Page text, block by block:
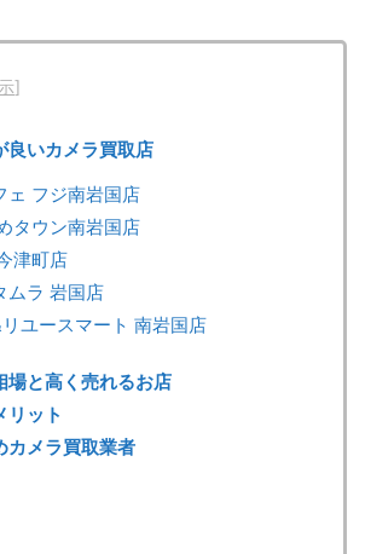
]
良いカメラ買取店
ェ フジ南岩国店
タウン南岩国店
津町店
ムラ 岩国店
ユースマート 南岩国店
場と高く売れるお店
リット
カメラ買取業者